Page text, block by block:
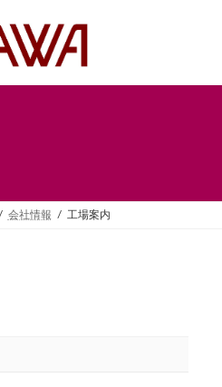
会社情報 工場案内